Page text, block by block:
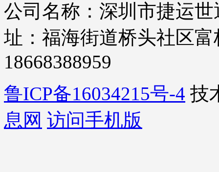
公司名称：深圳市捷运
址：福海街道桥头社区
18668388959
鲁ICP备16034215号-4 技
息网 访问手机版